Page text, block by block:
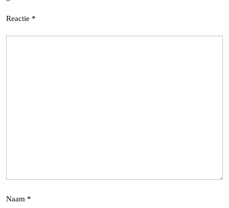
Reactie *
Naam *